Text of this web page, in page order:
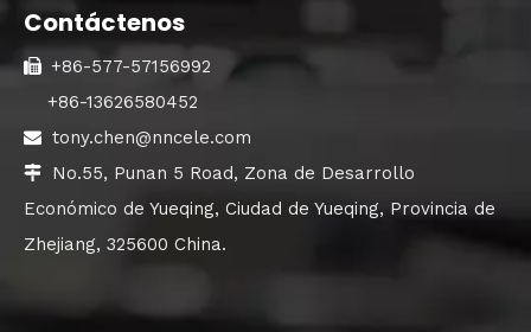
Contáctenos
 +86-577-57156992
+86-13626580452
 tony.chen@nncele.com

No.55, Punan 5 Road, Zona de Desarrollo
Económico de Yueqing, Ciudad de Yueqing, Provincia de
Zhejiang, 325600 China.